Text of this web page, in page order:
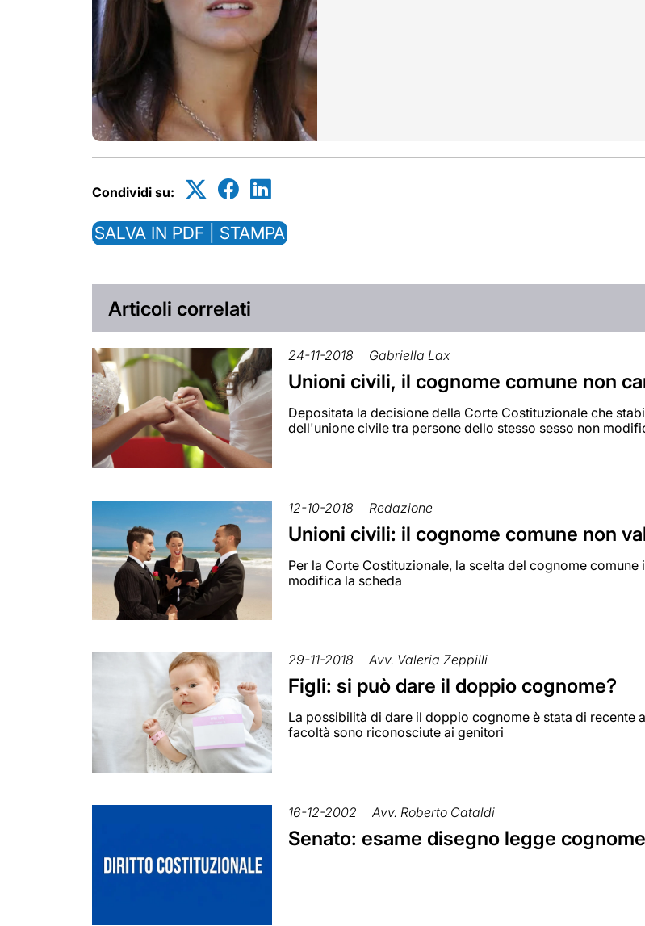
Condividi su:
SALVA IN PDF | STAMPA
Articoli correlati
24-11-2018 Gabriella Lax
Unioni civili, il cognome comune non
Depositata la decisione della Corte Costituzionale che
dell'unione civile tra persone dello stesso sesso non
12-10-2018 Redazione
Unioni civili: il cognome comune non
Per la Corte Costituzionale, la scelta del cognome
modifica la scheda
29-11-2018 Avv. Valeria Zeppilli
Figli: si può dare il doppio cognome?
La possibilità di dare il doppio cognome è stata di
facoltà sono riconosciute ai genitori
16-12-2002 Avv. Roberto Cataldi
Senato: esame disegno legge